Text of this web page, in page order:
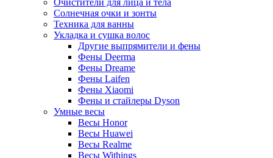
Очистители для лица и тела
Солнечная очки и зонты
Техника для ванны
Укладка и сушка волос
Другие выпрямители и фены
Фены Deerma
Фены Dreame
Фены Laifen
Фены Xiaomi
Фены и стайлеры Dyson
Умные весы
Весы Honor
Весы Huawei
Весы Realme
Весы Withings